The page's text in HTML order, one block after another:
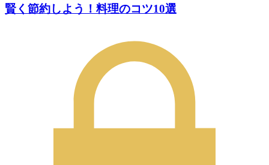
賢く節約しよう！料理のコツ10選